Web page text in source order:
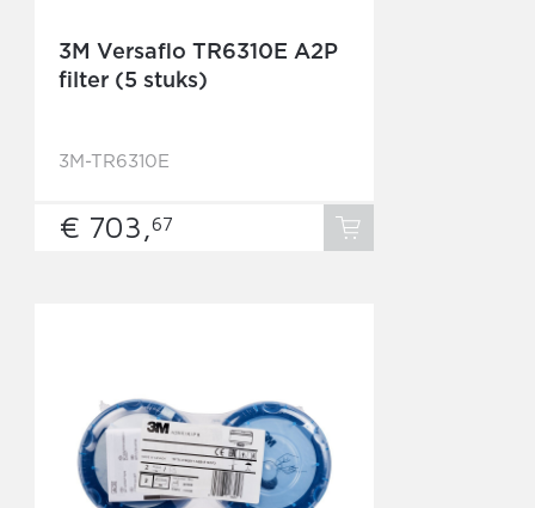
3M Versaflo TR6310E A2P
filter (5 stuks)
3M-TR6310E
€ 703,67